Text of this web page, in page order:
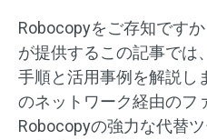
Robocopyをご存知ですか
が提供するこの記事では
手順と活用事例を解説し
のネットワーク経由のフ
Robocopyの強力な代替